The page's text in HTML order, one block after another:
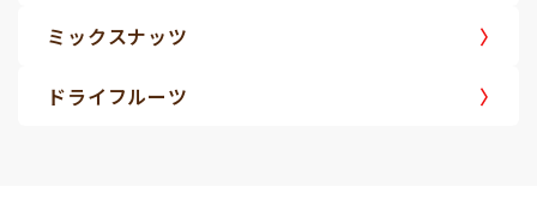
ミックスナッツ
ドライフルーツ